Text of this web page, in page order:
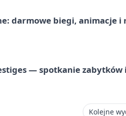
darmowe biegi, animacje i
— spotkanie zabytków
Kolejne